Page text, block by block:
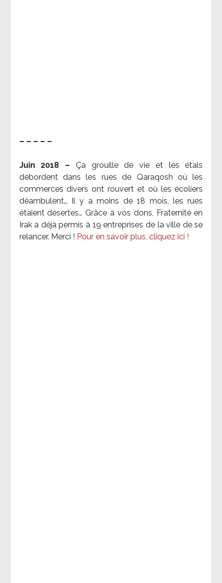
– – – – –
Juin 2018 – Ça grouille de vie et les étals
débordent dans les rues de Qaraqosh où les
commerces divers ont rouvert et où les écoliers
déambulent… Il y a moins de 18 mois, les rues
étaient désertes… Grâce à vos dons, Fraternité en
Irak a déjà permis à 19 entreprises de la ville de se
relancer. Merci ! Pour en savoir plus, cliquez ici !